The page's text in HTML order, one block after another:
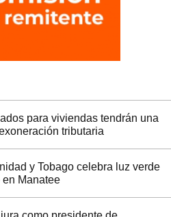
para viviendas tendrán una
tributaria
y Tobago celebra luz verde
Manatee